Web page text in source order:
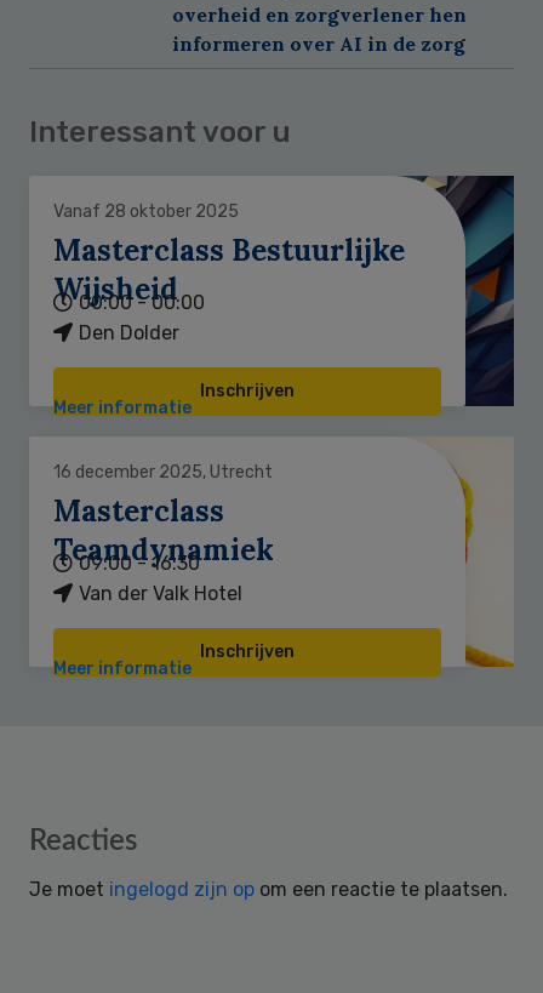
overheid en zorgverlener hen
informeren over AI in de zorg
Interessant voor u
Vanaf 28 oktober 2025
Masterclass Bestuurlijke
Wijsheid
00:00 - 00:00
Den Dolder
Inschrijven
Meer informatie
16 december 2025, Utrecht
Masterclass
Teamdynamiek
09:00 - 16:30
Van der Valk Hotel
Inschrijven
Meer informatie
Reader
Reacties
Je moet ingelogd zijn op om een reactie te plaatsen.